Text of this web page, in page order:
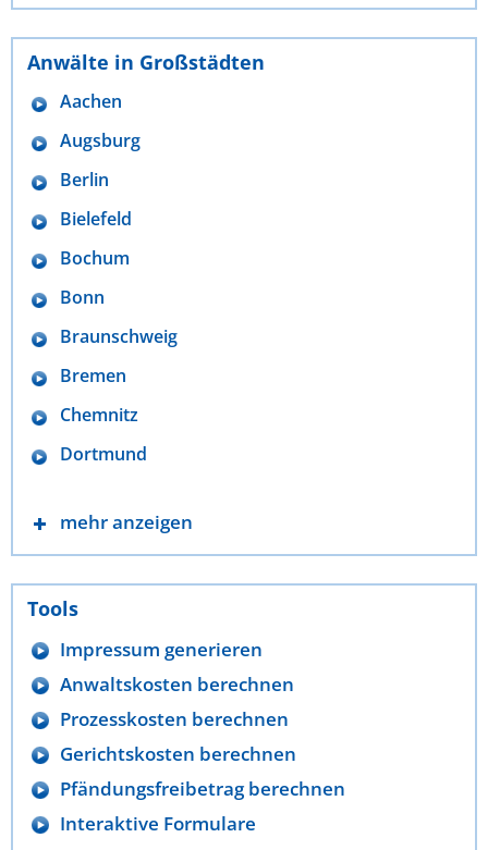
Anwälte in Großstädten
Aachen
Augsburg
Berlin
Bielefeld
Bochum
Bonn
Braunschweig
Bremen
Chemnitz
Dortmund
mehr anzeigen
Tools
Impressum generieren
Anwaltskosten berechnen
Prozesskosten berechnen
Gerichtskosten berechnen
Pfändungsfreibetrag berechnen
Interaktive Formulare